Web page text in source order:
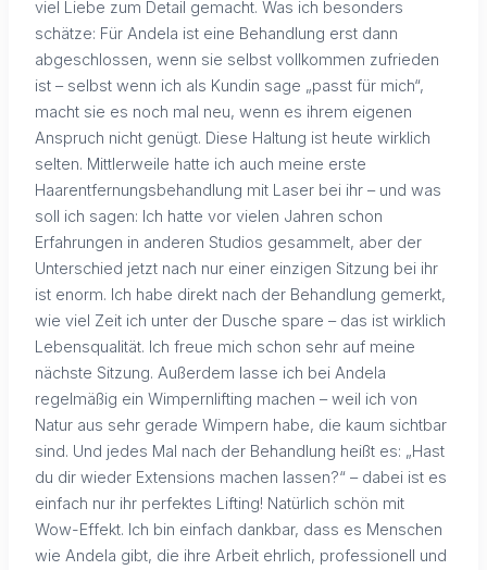
viel Liebe zum Detail gemacht. Was ich besonders
schätze: Für Andela ist eine Behandlung erst dann
abgeschlossen, wenn sie selbst vollkommen zufrieden
ist – selbst wenn ich als Kundin sage „passt für mich“,
macht sie es noch mal neu, wenn es ihrem eigenen
Anspruch nicht genügt. Diese Haltung ist heute wirklich
selten. Mittlerweile hatte ich auch meine erste
Haarentfernungsbehandlung mit Laser bei ihr – und was
soll ich sagen: Ich hatte vor vielen Jahren schon
Erfahrungen in anderen Studios gesammelt, aber der
Unterschied jetzt nach nur einer einzigen Sitzung bei ihr
ist enorm. Ich habe direkt nach der Behandlung gemerkt,
wie viel Zeit ich unter der Dusche spare – das ist wirklich
Lebensqualität. Ich freue mich schon sehr auf meine
nächste Sitzung. Außerdem lasse ich bei Andela
regelmäßig ein Wimpernlifting machen – weil ich von
Natur aus sehr gerade Wimpern habe, die kaum sichtbar
sind. Und jedes Mal nach der Behandlung heißt es: „Hast
du dir wieder Extensions machen lassen?“ – dabei ist es
einfach nur ihr perfektes Lifting! Natürlich schön mit
Wow-Effekt. Ich bin einfach dankbar, dass es Menschen
wie Andela gibt, die ihre Arbeit ehrlich, professionell und